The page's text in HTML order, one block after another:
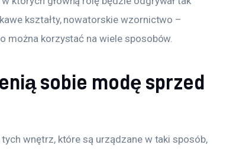
kształty, nowatorskie wzornictwo –
można korzystać na wiele sposobów.
sobie modę sprzed
wnętrz, które są urządzane w taki sposób,